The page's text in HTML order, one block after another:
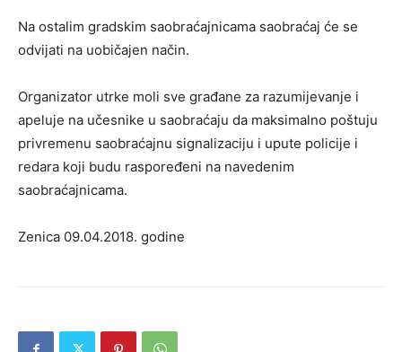
Na ostalim gradskim saobraćajnicama saobraćaj će se
odvijati na uobičajen način.
Organizator utrke moli sve građane za razumijevanje i
apeluje na učesnike u saobraćaju da maksimalno poštuju
privremenu saobraćajnu signalizaciju i upute policije i
redara koji budu raspoređeni na navedenim
saobraćajnicama.
Zenica 09.04.2018. godine